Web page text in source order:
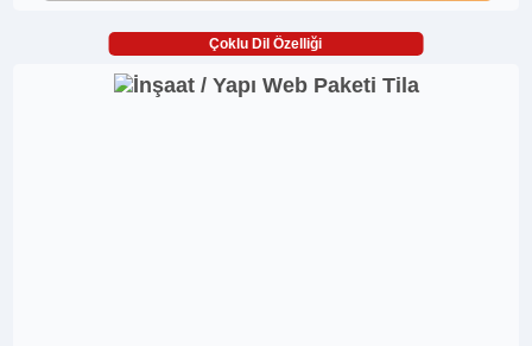
Çoklu Dil Özelliği